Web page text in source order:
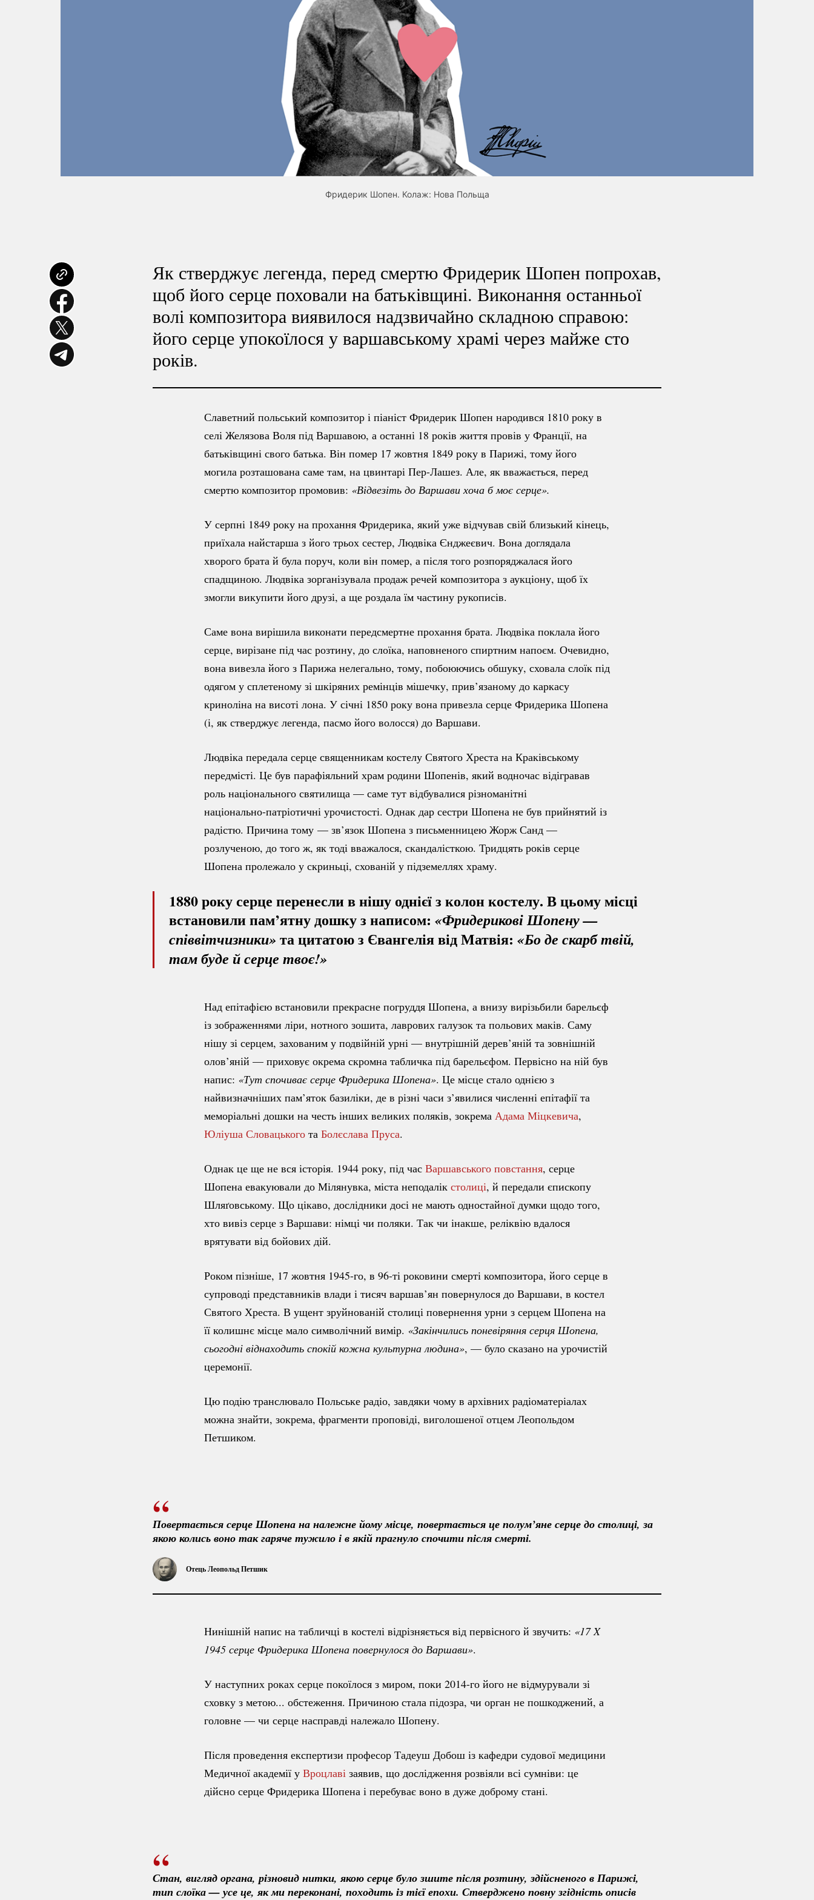
Фридерик Шопен. Колаж: Нова Польща
Як стверджує легенда, перед смертю Фридерик Шопен попрохав,
щоб його серце поховали на батьківщині. Виконання останньої
волі композитора виявилося надзвичайно складною справою:
його серце упокоїлося у варшавському храмі через майже сто
років.
Славетний польський композитор і піаніст Фридерик Шопен народився 1810 року в
селі Желязова Воля під Варшавою, а останні 18 років життя провів у Франції, на
батьківщині свого батька. Він помер 17 жовтня 1849 року в Парижі, тому його
могила розташована саме там, на цвинтарі Пер-Лашез. Але, як вважається, перед
смертю композитор промовив: «Відвезіть до Варшави хоча б моє серце».
У серпні 1849 року на прохання Фридерика, який уже відчував свій близький кінець,
приїхала найстарша з його трьох сестер, Людвіка Єнджеєвич. Вона доглядала
хворого брата й була поруч, коли він помер, а після того розпоряджалася його
спадщиною. Людвіка зорганізувала продаж речей композитора з аукціону, щоб їх
змогли викупити його друзі, а ще роздала їм частину рукописів.
Саме вона вирішила виконати передсмертне прохання брата. Людвіка поклала його
серце, вирізане під час розтину, до слоїка, наповненого спиртним напоєм. Очевидно,
вона вивезла його з Парижа нелегально, тому, побоюючись обшуку, сховала слоїк під
одягом у сплетеному зі шкіряних ремінців мішечку, прив’язаному до каркасу
криноліна на висоті лона. У січні 1850 року вона привезла серце Фридерика Шопена
(і, як стверджує легенда, пасмо його волосся) до Варшави.
Людвіка передала серце священникам костелу Святого Хреста на Краківському
передмісті. Це був парафіяльний храм родини Шопенів, який водночас відігравав
роль національного святилища — саме тут відбувалися різноманітні
національно-патріотичні урочистості. Однак дар сестри Шопена не був прийнятий із
радістю. Причина тому — зв’язок Шопена з письменницею Жорж Санд —
розлученою, до того ж, як тоді вважалося, скандалісткою. Тридцять років серце
Шопена пролежало у скриньці, схованій у підземеллях храму.
1880 року серце перенесли в нішу однієї з колон костелу. В цьому місці
встановили пам’ятну дошку з написом: «Фридерикові Шопену —
співвітчизники» та цитатою з Євангелія від Матвія: «Бо де скарб твій,
там буде й серце твоє!»
Над епітафією встановили прекрасне погруддя Шопена, а внизу вирізьбили барельєф
із зображеннями ліри, нотного зошита, лаврових галузок та польових маків. Саму
нішу зі серцем, захованим у подвійній урні — внутрішній дерев’яній та зовнішній
олов’яній — приховує окрема скромна табличка під барельєфом. Первісно на ній був
напис: «Тут спочиває серце Фридерика Шопена». Це місце стало однією з
найвизначніших пам’яток базиліки, де в різні часи з’явилися численні епітафії та
меморіальні дошки на честь інших великих поляків, зокрема Адама Міцкевича,
Юліуша Словацького та Болєслава Пруса.
Однак це ще не вся історія. 1944 року, під час Варшавського повстання, серце
Шопена евакуювали до Мілянувка, міста неподалік столиці, й передали єпископу
Шляґовському. Що цікаво, дослідники досі не мають одностайної думки щодо того,
хто вивіз серце з Варшави: німці чи поляки. Так чи інакше, реліквію вдалося
врятувати від бойових дій.
Роком пізніше, 17 жовтня 1945-го, в 96-ті роковини смерті композитора, його серце в
супроводі представників влади і тисяч варшав’ян повернулося до Варшави, в костел
Святого Хреста. В ущент зруйнованій столиці повернення урни з серцем Шопена на
її колишнє місце мало символічний вимір. «Закінчились поневіряння серця Шопена,
сьогодні віднаходить спокій кожна культурна людина», — було сказано на урочистій
церемонії.
Цю подію транслювало Польське радіо, завдяки чому в архівних радіоматеріалах
можна знайти, зокрема, фрагменти проповіді, виголошеної отцем Леопольдом
Петшиком.
Отець Леопольд Петшик
Повертається серце Шопена на належне йому місце, повертається це полум’яне серце до столиці, за
якою колись воно так гаряче тужило і в якій прагнуло спочити після смерті.
Нинішній напис на табличці в костелі відрізняється від первісного й звучить: «17 X
1945 серце Фридерика Шопена повернулося до Варшави».
У наступних роках серце покоїлося з миром, поки 2014-го його не відмурували зі
сховку з метою... обстеження. Причиною стала підозра, чи орган не пошкоджений, а
головне — чи серце насправді належало Шопену.
Після проведення експертизи професор Тадеуш Добош із кафедри судової медицини
Медичної академії у Вроцлаві заявив, що дослідження розвіяли всі сумніви: це
дійсно серце Фридерика Шопена і перебуває воно в дуже доброму стані.
Стан, вигляд органа, різновид нитки, якою серце було зшите після розтину, здійсненого в Парижі,
тип слоїка — усе це, як ми переконані, походить із тієї епохи. Стверджено повну згідність описів